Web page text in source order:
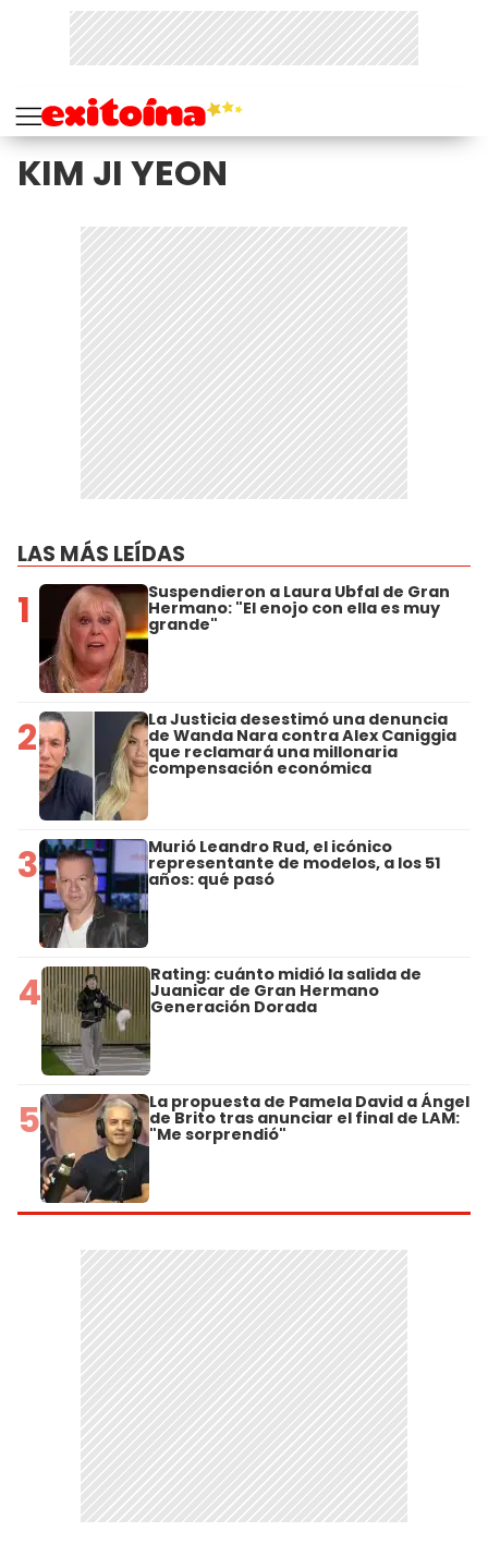
KIM JI YEON
LAS MÁS LEÍDAS
1 Suspendieron a Laura Ubfal de Gran
Hermano: "El enojo con ella es muy
grande"
2 La Justicia desestimó una denuncia
de Wanda Nara contra Alex Caniggia
que reclamará una millonaria
compensación económica
3 Murió Leandro Rud, el icónico
representante de modelos, a los 51
años: qué pasó
4 Rating: cuánto midió la salida de
Juanicar de Gran Hermano
Generación Dorada
5 La propuesta de Pamela David a Ángel
de Brito tras anunciar el final de LAM:
"Me sorprendió"